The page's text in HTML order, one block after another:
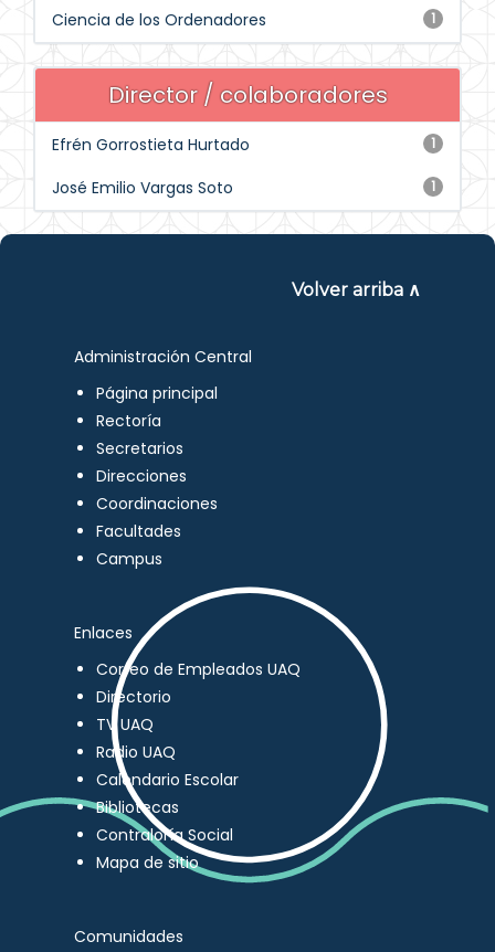
1
Ciencia de los Ordenadores
Director / colaboradores
1
Efrén Gorrostieta Hurtado
1
José Emilio Vargas Soto
Volver arriba ∧
Administración Central
Página principal
Rectoría
Secretarios
Direcciones
Coordinaciones
Facultades
Campus
Enlaces
Correo de Empleados UAQ
Directorio
TV UAQ
Radio UAQ
Calendario Escolar
Bibliotecas
Contraloría Social
Mapa de sitio
Comunidades